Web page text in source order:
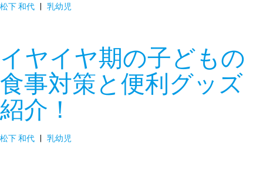
松下 和代 | 乳幼児
イヤイヤ期の子どもの
食事対策と便利グッズ
紹介！
松下 和代 | 乳幼児